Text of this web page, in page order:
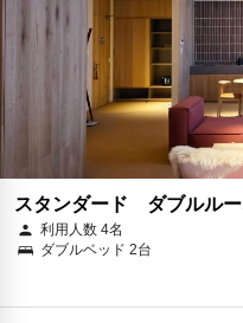
スタンダード ダブルル
利用人数 4名
ダブルベッド 2台